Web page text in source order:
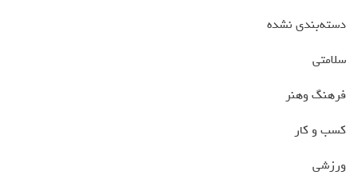
دسته‌بندی نشده
سلامتی
فرهنگ وهنر
کسب و کار
ورزشی